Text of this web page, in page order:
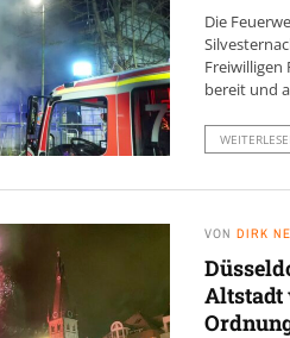
Die
Freiwilligen
bereit und
VON DIRK
Altstadt